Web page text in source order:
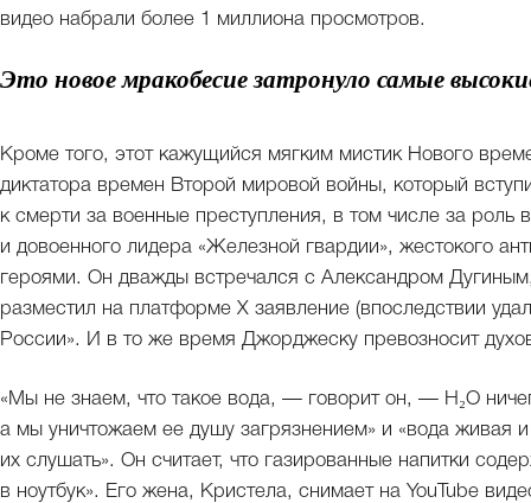
видео набрали более 1 миллиона просмотров.
Это новое мракобесие затронуло самые
Кроме того, этот кажущийся мягким мистик Нового
диктатора времен Второй мировой войны, который
к смерти за военные преступления, в том числе за
и довоенного лидера «Железной гвардии», жестокого
героями. Он дважды встречался с Александром
разместил на платформе X заявление (впоследствии
России». И в то же время Джорджеску превозносит
«Мы не знаем, что такое вода, — говорит он, — H₂O
а мы уничтожаем ее душу загрязнением» и «вода живая
их слушать». Он считает, что газированные напитки
в ноутбук». Его жена, Кристела, снимает на YouTube